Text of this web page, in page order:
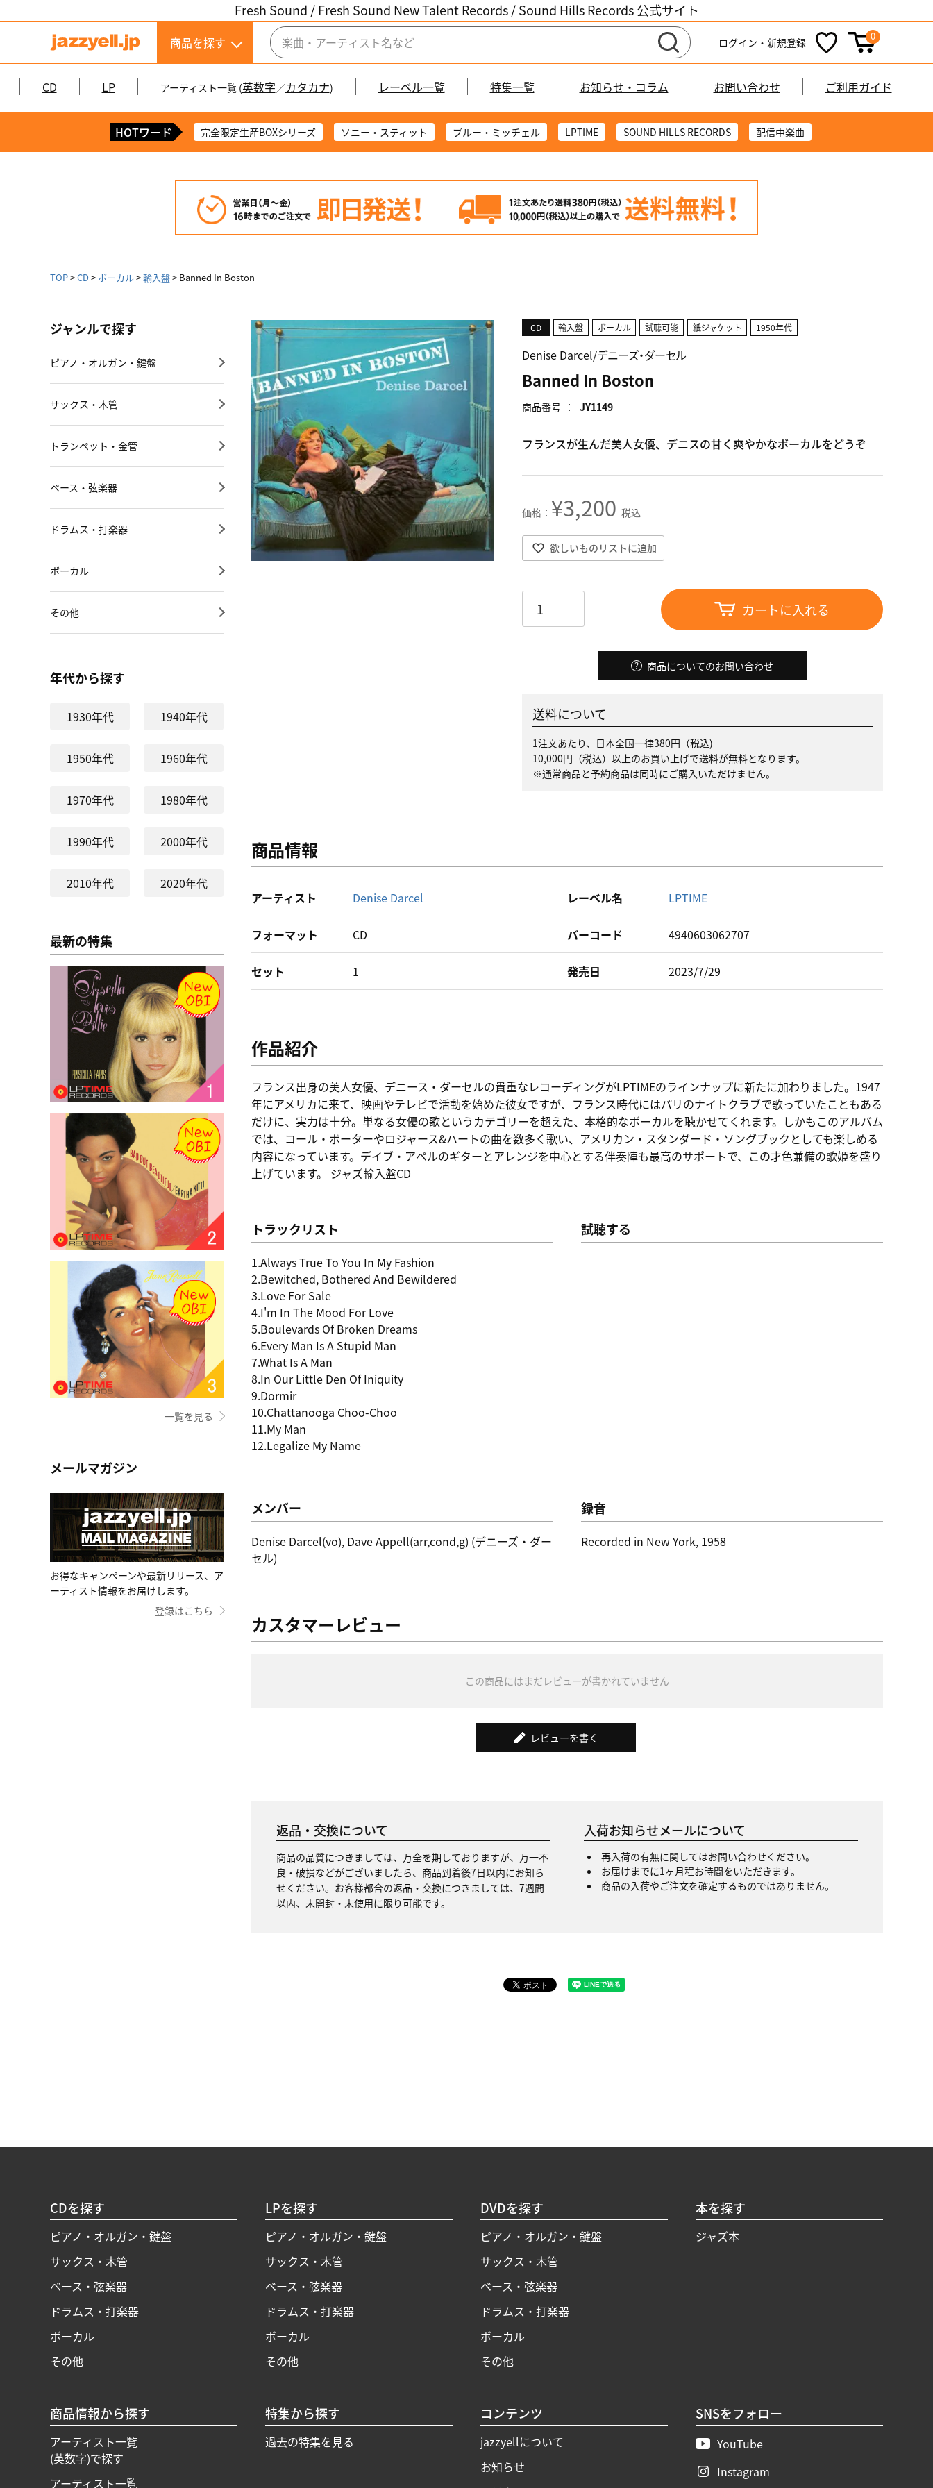
Fresh Sound / Fresh Sound New Talent Records /Sound Hills Records 公式サイト
商品を探す ログイン・新規登録 0
CD LP アーティスト一覧 (英数字／カタカナ) レーベル一覧 特集一覧 お知らせ・コラム お問い合わせ ご利用ガイド
HOTワード 完全限定生産BOXシリーズ ソニー・スティット ブルー・ミッチェル LPTIME SOUND HILLS RECORDS 配信中楽曲
TOP CD ボーカル 輸入盤 Banned In Boston
ジャンルで探す
ピアノ・オルガン・鍵盤
サックス・木管
トランペット・金管
ベース・弦楽器
ドラムス・打楽器
ボーカル
その他
年代から探す
1930年代 1940年代
1950年代 1960年代
1970年代 1980年代
1990年代 2000年代
2010年代 2020年代
最新の特集
一覧を見る
メールマガジン
お得なキャンペーンや最新リリース、ア
ーティスト情報をお届けします。
登録はこちら
CD 輸入盤 ボーカル 試聴可能 紙ジャケット 1950年代
Denise Darcel/デニーズ・ダーセル
Banned In Boston
商品番号 JY1149
フランスが生んだ美人女優、デニスの甘く爽やかなボーカルをどうぞ
¥3,200 税込
欲しいものリストに追加
カートに入れる
商品についてのお問い合わせ
送料について
1注文あたり、日本全国一律380円（税込)
10,000円（税込）以上のお買い上げで送料が無料となります。
※通常商品と予約商品は同時にご購入いただけません。
商品情報
アーティスト Denise Darcel レーベル名 LPTIME
フォーマット CD バーコード 4940603062707
セット 1 発売日 2023/7/29
作品紹介
フランス出身の美人女優、デニース・ダーセルの貴重なレコーディングがLPTIMEのラインナップに新たに加わりました。1947
年にアメリカに来て、映画やテレビで活動を始めた彼女ですが、フランス時代にはパリのナイトクラブで歌っていたこともある
だけに、実力は十分。単なる女優の歌というカテゴリーを超えた、本格的なボーカルを聴かせてくれます。しかもこのアルバム
では、コール・ポーターやロジャース&ハートの曲を数多く歌い、アメリカン・スタンダード・ソングブックとしても楽しめる
内容になっています。デイブ・アペルのギターとアレンジを中心とする伴奏陣も最高のサポートで、この才色兼備の歌姫を盛り
上げています。 ジャズ輸入盤CD
トラックリスト
1.Always True To You In My Fashion
2.Bewitched, Bothered And Bewildered
3.Love For Sale
4.I'm In The Mood For Love
5.Boulevards Of Broken Dreams
6.Every Man Is A Stupid Man
7.What Is A Man
8.In Our Little Den Of Iniquity
9.Dormir
10.Chattanooga Choo-Choo
11.My Man
12.Legalize My Name
試聴する
メンバー
Denise Darcel(vo), Dave Appell(arr,cond,g) (デニーズ・ダー
セル)
録音
Recorded in New York, 1958
カスタマーレビュー
この商品にはまだレビューが書かれていません
レビューを書く
返品・交換について
商品の品質につきましては、万全を期しておりますが、万一不
良・破損などがございましたら、商品到着後7日以内にお知ら
せください。お客様都合の返品・交換につきましては、7週間
以内、未開封・未使用に限り可能です。
入荷お知らせメールについて
再入荷の有無に関してはお問い合わせください。
お届けまでに1ヶ月程お時間をいただきます。
商品の入荷やご注文を確定するものではありません。
CDを探す
ピアノ・オルガン・鍵盤
サックス・木管
ベース・弦楽器
ドラムス・打楽器
ボーカル
その他
LPを探す
ピアノ・オルガン・鍵盤
サックス・木管
ベース・弦楽器
ドラムス・打楽器
ボーカル
その他
DVDを探す
ピアノ・オルガン・鍵盤
サックス・木管
ベース・弦楽器
ドラムス・打楽器
ボーカル
その他
本を探す
ジャズ本
商品情報から探す
アーティスト一覧
(英数字)で探す
アーティスト一覧
特集から探す
過去の特集を見る
コンテンツ
jazzyellについて
お知らせ
SNSをフォロー
YouTube
Instagram